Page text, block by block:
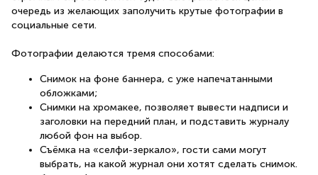
очередь из желающих заполучить крутые фотографии в
социальные сети.
Фотографии делаются тремя способами:
Снимок на фоне баннера, с уже напечатанными
обложками;
Снимки на хромакее, позволяет вывести надписи и
заголовки на передний план, и подставить журналу
любой фон на выбор.
Съёмка на «селфи-зеркало», гости сами могут
выбрать, на какой журнал они хотят сделать снимок.